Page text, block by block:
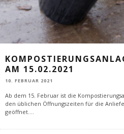
AM 15.02.2021
10. FEBRUAR 2021
Ab dem 15. Februar ist die
den üblichen Öffnungszeiten für die
geöffnet....